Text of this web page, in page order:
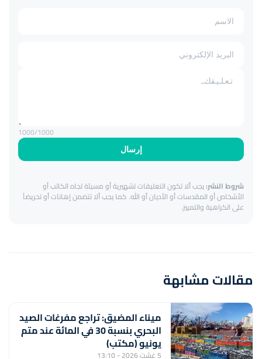
إرسال
1000/1000
شروط النشر:يجب ألا تكون التعليقات تشهيرية أو مسيئة تجاه الكاتب أو
الأشخاص أو المقدسات أو الأديان أو الله. كما يجب ألا تتضمن إهانات أو تحريضاً
على الكراهية والتمييز.
مقالات مشابهة
ميناء المضيق: تراجع مفرغات الصيد
البحري بنسبة 30 في المائة عند متم
يونيو (مكتب)
5 غشت 2026 - 13:10